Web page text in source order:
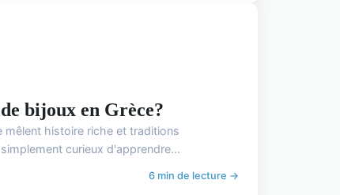
bijoux en Grèce?
mêlent histoire riche et traditions
curieux d'apprendre...
6 min de lecture →